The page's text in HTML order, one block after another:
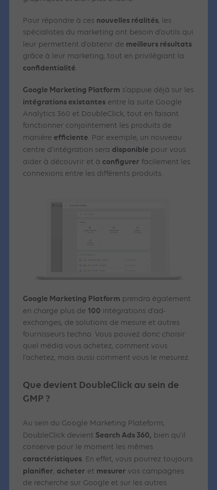
Pour répondre à ces nouvelles réalités, les
spécialistes du marketing ont besoin d’outils qui
leur permettent d’obtenir de meilleurs résultats
grâce à leur marketing, tout en privilégiant la
confidentialité.
Google Marketing Platform s’appuie déjà sur les
intégrations existantes entre la suite Google
Analytics 360 et DoubleClick, tout en faisant
fonctionner conjointement les produits de
manière efficiente. Par exemple, un nouveau
centre d’intégration sera disponible pour vous
aider à découvrir et à configurer facilement les
connexions entre les différents produits.
Google Marketing Platform prendra également
en charge plus de 100 intégrations d’ad-
exchanges, de solutions de mesure et autres
fournisseurs techno. Vous pouvez donc choisir
quel média vous achetez, comment vous
l’achetez, mais aussi comment vous le mesurez.
Que devient DoubleClick au sein de
GMP ?
Au sein du Google Marketing Plateform,
DoubleClick devient Search Ads 360, bien qu’il
conserve pour le moment les mêmes
caractéristiques. En effet, vous pourrez toujours
planifier, acheter et mesurer vos campagnes
de recherche sur Google et sur les autres